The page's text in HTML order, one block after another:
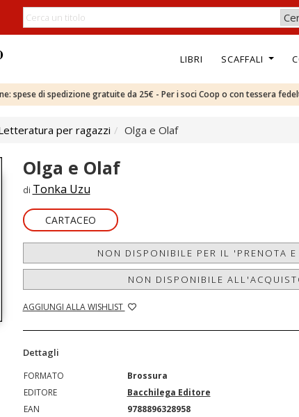
LIBRI SCAFFALI
spese di spedizione gratuite da 25€ - Per i soci Coop o con tessera
per ragazzi Olga e Olaf
Olga e Olaf
di Tonka Uzu
CARTACEO
NON DISPONIBILE PER IL 'PRENOTA E
NON DISPONIBILE
AGGIUNGI ALLA WISHLIST
Dettagli
FORMATO
Brossura
EDITORE
Bacchilega Editore
EAN
9788896328958